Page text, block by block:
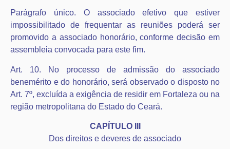
Parágrafo único. O associado efetivo que estiver
impossibilitado de frequentar as reuniões poderá ser
promovido a associado honorário, conforme decisão em
assembleia convocada para este fim.
Art. 10. No processo de admissão do associado
benemérito e do honorário, será observado o disposto no
Art. 7º, excluída a exigência de residir em Fortaleza ou na
região metropolitana do Estado do Ceará.
CAPÍTULO III
Dos direitos e deveres de associado